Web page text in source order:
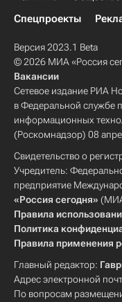
Спецпроекты
Версия 2023.1 Beta
© 2026 МИА «Россия
Вакансии
Сетевое издание РИА
в Федеральной службе
информационных
(Роскомнадзор) 08
Свидетельство о
Учредитель:
предприятие
«Россия сегодня» (МИА
Правила
Политика
Правила применения
Главный редактор:
Адрес электронной
По вопросам